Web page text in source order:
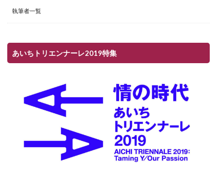
執筆者一覧
あいちトリエンナーレ2019特集